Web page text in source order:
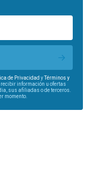
de Privacidad yTérminos y
información u ofertas
sus afiliadas o de terceros.
momento.